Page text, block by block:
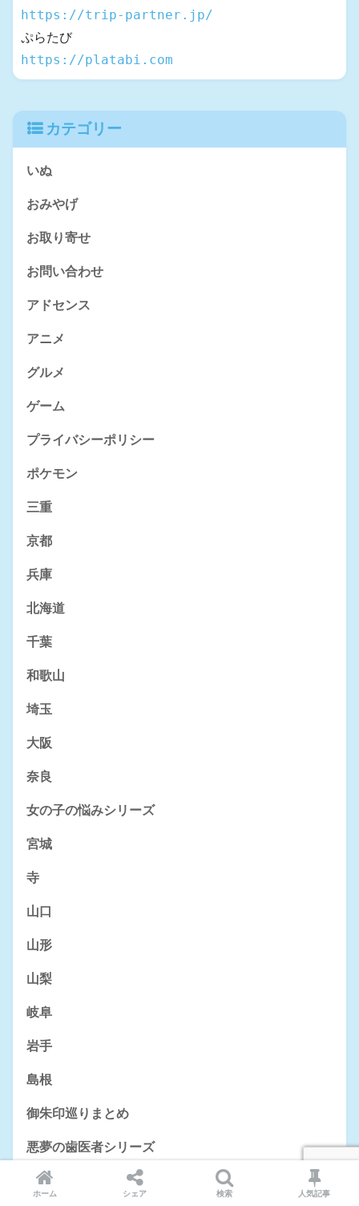
https://trip-partner.jp/
https://platabi.com
カテゴリー
いぬ
おみやげ
お取り寄せ
お問い合わせ
アドセンス
アニメ
グルメ
ゲーム
プライバシーポリシー
ポケモン
三重
京都
兵庫
北海道
千葉
和歌山
埼玉
大阪
奈良
女の子の悩みシリーズ
宮城
寺
山口
山形
山梨
岐阜
岩手
島根
御朱印巡りまとめ
悪夢の歯医者シリーズ
愛知
ホーム シェア 検索 人気記事